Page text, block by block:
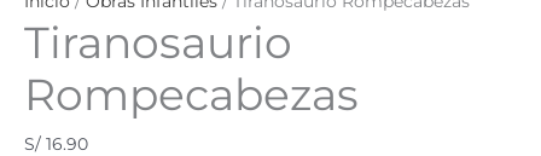
Tiranosaurio
Rompecabezas
S/ 16.90